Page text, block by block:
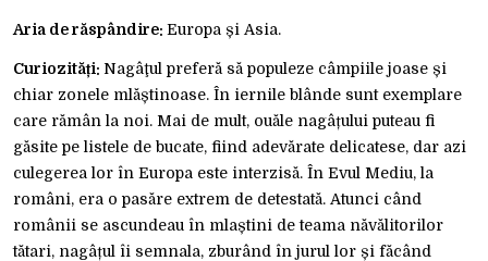
Aria de răspândire: Europa și Asia.
Curiozități: Nagâţul preferă să populeze câmpiile joase și
chiar zonele mlăștinoase. În iernile blânde sunt exemplare
care rămân la noi. Mai de mult, ouăle nagâțului puteau fi
găsite pe listele de bucate, fiind adevărate delicatese, dar azi
culegerea lor în Europa este interzisă. În Evul Mediu, la
români, era o pasăre extrem de detestată. Atunci când
românii se ascundeau în mlaștini de teama năvălitorilor
tătari, nagâțul îi semnala, zburând în jurul lor și făcând